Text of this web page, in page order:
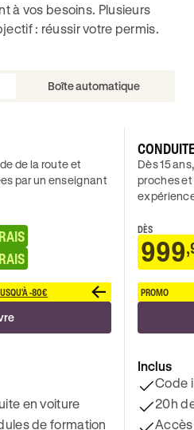
à vos besoins. Plusieurs
: réussir votre permis.
Boîte automatique
de la route et
par un enseignant
-80€
en voiture
de formation
Dès 15
proches
DÈS
999
PROMO
Inclus
Code
20h